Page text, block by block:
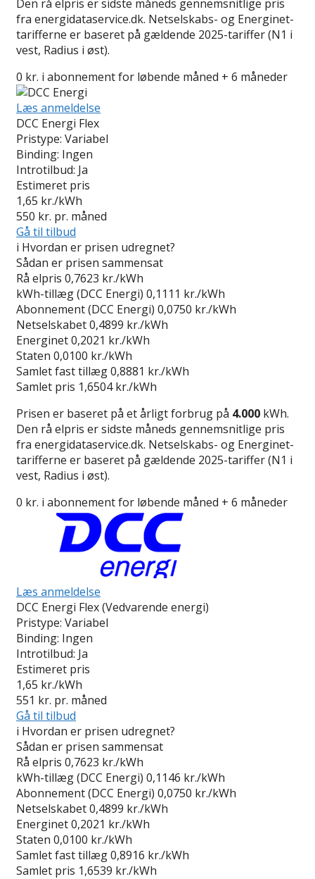
Den rå elpris er sidste måneds gennemsnitlige pris
fra energidataservice.dk. Netselskabs- og Energinet-
tarifferne er baseret på gældende 2025-tariffer (N1 i
vest, Radius i øst).
0 kr. i abonnement for løbende måned + 6 måneder
Læs anmeldelse
DCC Energi Flex
Pristype: Variabel
Binding: Ingen
Introtilbud: Ja
Estimeret pris
1,65 kr./kWh
550 kr. pr. måned
Gå til tilbud
i Hvordan er prisen udregnet?
Sådan er prisen sammensat
Rå elpris 0,7623 kr./kWh
kWh-tillæg (DCC Energi) 0,1111 kr./kWh
Abonnement (DCC Energi) 0,0750 kr./kWh
Netselskabet0,4899 kr./kWh
Energinet0,2021 kr./kWh
Staten 0,0100 kr./kWh
Samlet fast tillæg0,8881 kr./kWh
Samlet pris 1,6504 kr./kWh
Prisen er baseret på et årligt forbrug på 4.000 kWh.
Den rå elpris er sidste måneds gennemsnitlige pris
fra energidataservice.dk. Netselskabs- og Energinet-
tarifferne er baseret på gældende 2025-tariffer (N1 i
vest, Radius i øst).
0 kr. i abonnement for løbende måned + 6 måneder
Læs anmeldelse
DCC Energi Flex (Vedvarende energi)
Pristype: Variabel
Binding: Ingen
Introtilbud: Ja
Estimeret pris
1,65 kr./kWh
551 kr. pr. måned
Gå til tilbud
i Hvordan er prisen udregnet?
Sådan er prisen sammensat
Rå elpris 0,7623 kr./kWh
kWh-tillæg (DCC Energi) 0,1146 kr./kWh
Abonnement (DCC Energi) 0,0750 kr./kWh
Netselskabet0,4899 kr./kWh
Energinet0,2021 kr./kWh
Staten 0,0100 kr./kWh
Samlet fast tillæg0,8916 kr./kWh
Samlet pris 1,6539 kr./kWh